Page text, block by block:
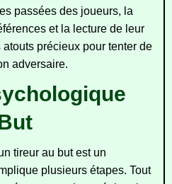
passées des joueurs, la
et la lecture de leur
précieux pour tenter de
adversaire.
tireur au but est un
plusieurs étapes. Tout